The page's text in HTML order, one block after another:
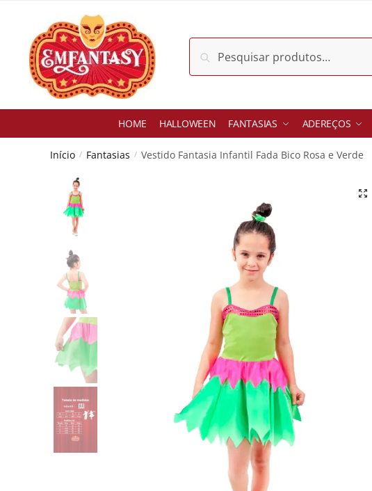
navigation
content
Pesquisar
por:
Pesquisar
HOME HALLOWEEN FANTASIAS ADEREÇOS
Início / Fantasias / Vestido Fantasia Infantil Fada Bico Rosa e Verde